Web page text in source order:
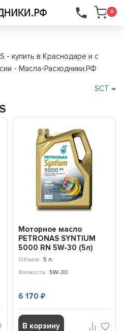
0
...
- купить в Краснодаре и с
- Масла-Расходники.РФ
SCT →
Моторное масло
PETRONAS SYNTIUM
5000 RN 5W-30 (5л)
Renault / 18425019
Объем: 5 л
Вязкость: 5W-30
6 170 ₽
В корзину